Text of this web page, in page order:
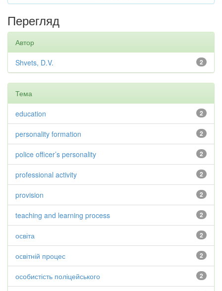
Перегляд
Автор
2
Shvets, D.V.
Тема
2
education
2
personality formation
2
police officer’s personality
2
professional activity
2
provision
2
teaching and learning process
2
освіта
2
освітній процес
2
особистість поліцейського